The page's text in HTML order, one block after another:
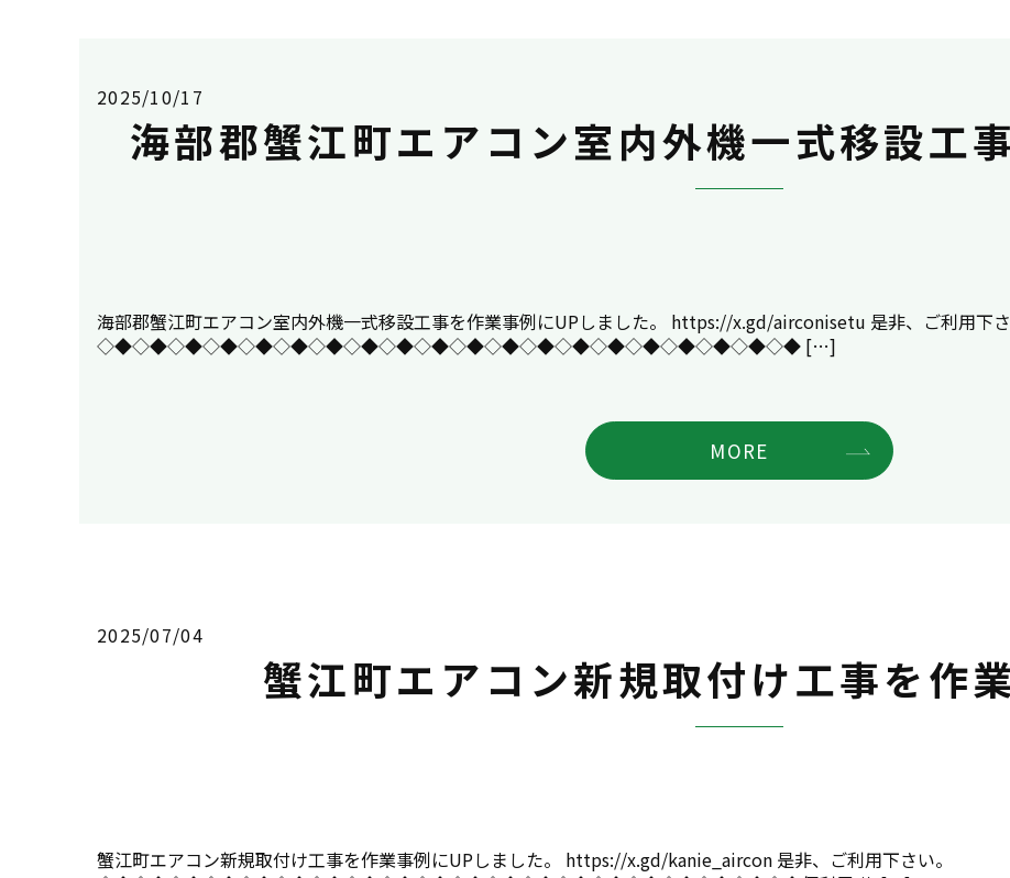
2025/10/17
海部郡蟹江町エアコン室内外機一式移設工
海部郡蟹江町エアコン室内外機一式移設工事を作業事例にUPしました。 https://x.gd/airconisetu 是非、ご利用下さ
◇◆◇◆◇◆◇◆◇◆◇◆◇◆◇◆◇◆◇◆◇◆◇◆◇◆◇◆◇◆◇◆◇◆◇◆◇◆◇◆ […]
MORE
2025/07/04
蟹江町エアコン新規取付け工事を作
蟹江町エアコン新規取付け工事を作業事例にUPしました。 https://x.gd/kanie_aircon 是非、ご利用下さい。